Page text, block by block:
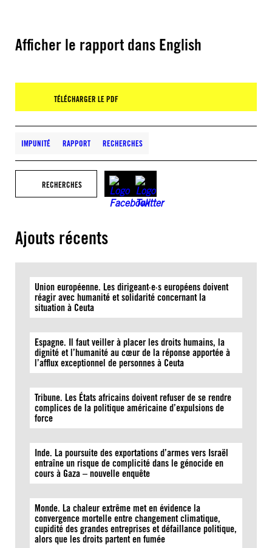
Afficher le rapport dans English
TÉLÉCHARGER LE PDF
IMPUNITÉ RAPPORT RECHERCHES
RECHERCHES
Ajouts récents
Union européenne. Les dirigeant·e·s européens doivent
réagir avec humanité et solidarité concernant la
situation à Ceuta
Espagne. Il faut veiller à placer les droits humains, la
dignité et l’humanité au cœur de la réponse apportée à
l’afflux exceptionnel de personnes à Ceuta
Tribune. Les États africains doivent refuser de se rendre
complices de la politique américaine d’expulsions de
force
Inde. La poursuite des exportations d’armes vers Israël
entraîne un risque de complicité dans le génocide en
cours à Gaza – nouvelle enquête
Monde. La chaleur extrême met en évidence la
convergence mortelle entre changement climatique,
cupidité des grandes entreprises et défaillance politique,
alors que les droits partent en fumée